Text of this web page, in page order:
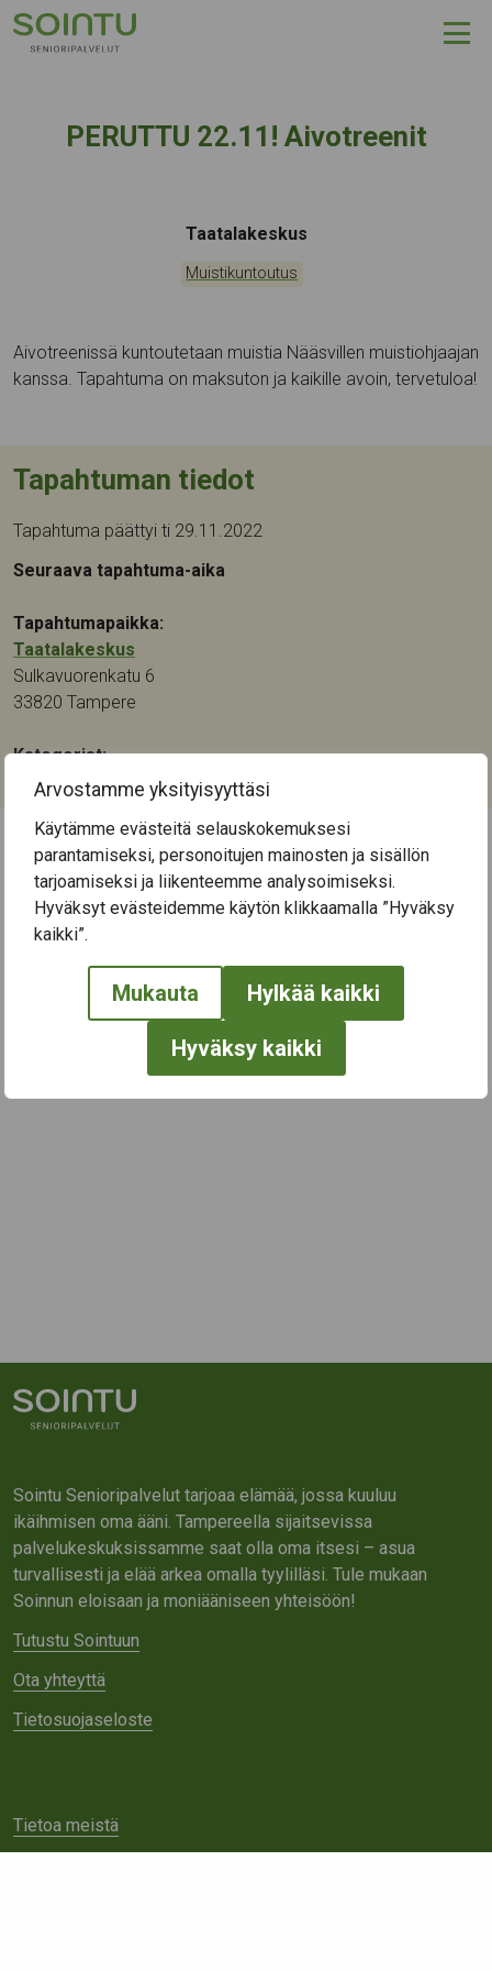
Arvostamme yksityisyyttäsi
Käytämme evästeitä selauskokemuksesi
parantamiseksi, personoitujen mainosten ja sisällön
tarjoamiseksi ja liikenteemme analysoimiseksi.
Hyväksyt evästeidemme käytön klikkaamalla ”Hyväksy
kaikki”.
Mukauta Hylkää kaikki
Hyväksy kaikki
Hyppää sisältöön
PERUTTU 22.11! Aivotreenit
Tapahtumapaikka:
Taatalakeskus
Kategoriat:
Muistikuntoutus
Aivotreenissä kuntoutetaan muistia Nääsvillen muistiohjaajan
kanssa. Tapahtuma on maksuton ja kaikille avoin, tervetuloa!
Tapahtuman tiedot
Tapahtuma päättyi ti 29.11.2022
Seuraava tapahtuma-aika
Tapahtumapaikka:
Taatalakeskus
Sulkavuorenkatu 6
33820 Tampere
Kategoriat:
Muistikuntoutus
← Näytä kaikki tapahtumat
Sointu Senioripalvelut tarjoaa elämää, jossa kuuluu
ikäihmisen oma ääni. Tampereella sijaitsevissa
palvelukeskuksissamme saat olla oma itsesi – asua
turvallisesti ja elää arkea omalla tyylilläsi. Tule mukaan
Soinnun eloisaan ja moniääniseen yhteisöön!
Tutustu Sointuun
Ota yhteyttä
Tietosuojaseloste
Tietoa meistä